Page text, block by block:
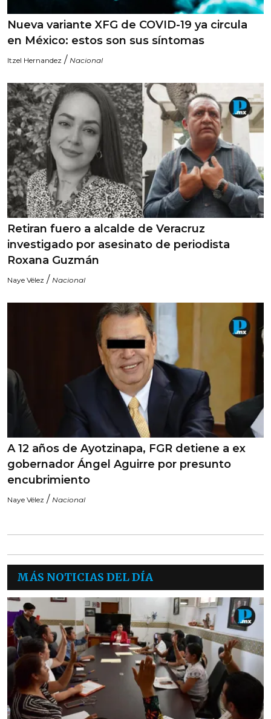
Nueva variante XFG de COVID-19 ya circula
en México: estos son sus síntomas
Itzel Hernandez / Nacional
Retiran fuero a alcalde de Veracruz
investigado por asesinato de periodista
Roxana Guzmán
Naye Vélez / Nacional
A 12 años de Ayotzinapa, FGR detiene a ex
gobernador Ángel Aguirre por presunto
encubrimiento
Naye Vélez / Nacional
MÁS NOTICIAS DEL DÍA